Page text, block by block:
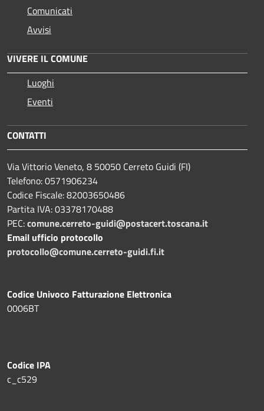
Comunicati
Avvisi
VIVERE IL COMUNE
Luoghi
Eventi
CONTATTI
Via Vittorio Veneto, 8 50050 Cerreto Guidi (FI)
Telefono: 0571906234
Codice Fiscale: 82003650486
Partita IVA: 03378170488
PEC:comune.cerreto-guidi@postacert.toscana.it
Email ufficio protocollo
protocollo@comune.cerreto-guidi.fi.it
Codice Univoco Fatturazione Elettronica
0006BT
Codice IPA
c_c529